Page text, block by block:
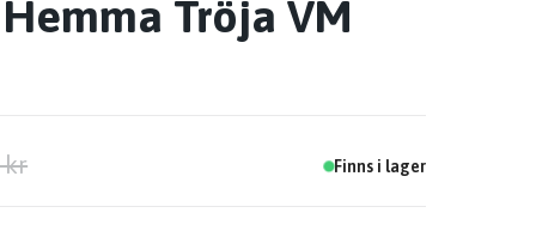
Tröja VM
kr Finns i lager